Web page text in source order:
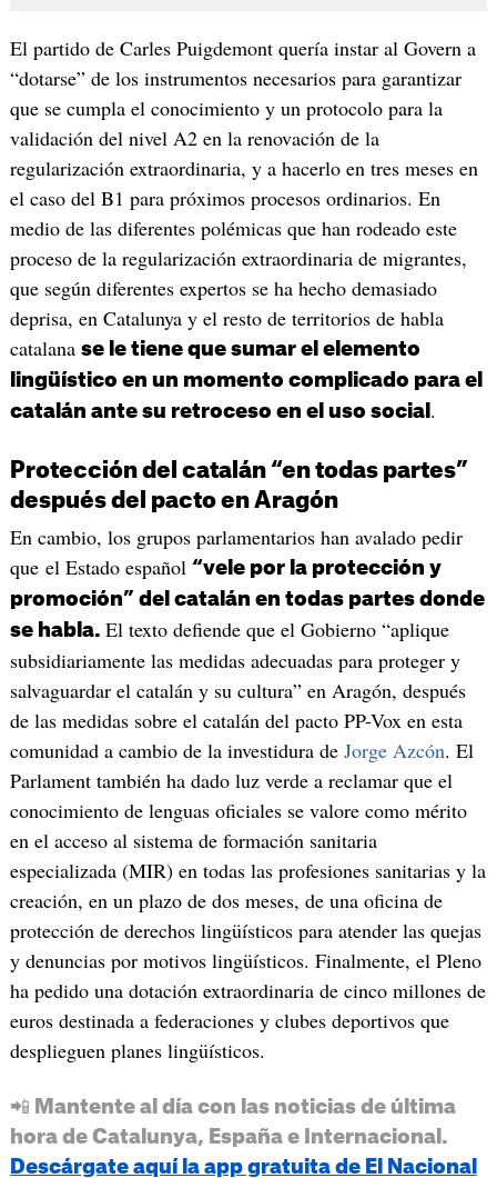
El partido de Carles Puigdemont quería instar al Govern a
“dotarse” de los instrumentos necesarios para garantizar
que se cumpla el conocimiento y un protocolo para la
validación del nivel A2 en la renovación de la
regularización extraordinaria, y a hacerlo en tres meses en
el caso del B1 para próximos procesos ordinarios. En
medio de las diferentes polémicas que han rodeado este
proceso de la regularización extraordinaria de migrantes,
que según diferentes expertos se ha hecho demasiado
deprisa, en Catalunya y el resto de territorios de habla
catalana se le tiene que sumar el elemento
lingüístico en un momento complicado para el
catalán ante su retroceso en el uso social .
Protección del catalán “en todas partes”
después del pacto en Aragón
En cambio, los grupos parlamentarios han avalado pedir
que el Estado español “vele por la protección y
promoción” del catalán en todas partes donde
se habla. El texto defiende que el Gobierno “aplique
subsidiariamente las medidas adecuadas para proteger y
salvaguardar el catalán y su cultura” en Aragón, después
de las medidas sobre el catalán del pacto PP-Vox en esta
comunidad a cambio de la investidura de Jorge Azcón. El
Parlament también ha dado luz verde a reclamar que el
conocimiento de lenguas oficiales se valore como mérito
en el acceso al sistema de formación sanitaria
especializada (MIR) en todas las profesiones sanitarias y la
creación, en un plazo de dos meses, de una oficina de
protección de derechos lingüísticos para atender las quejas
y denuncias por motivos lingüísticos. Finalmente, el Pleno
ha pedido una dotación extraordinaria de cinco millones de
euros destinada a federaciones y clubes deportivos que
desplieguen planes lingüísticos.
📲 Mantente al día con las noticias de última
hora de Catalunya, España e Internacional.
Descárgate aquí la app gratuita de El Nacional